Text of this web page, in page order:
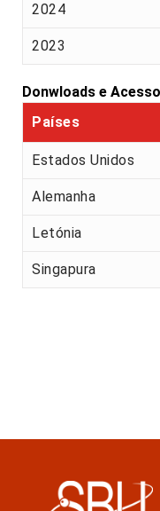
2024
2023
Donwloads e
Países
Estados Unidos
Alemanha
Letónia
Singapura